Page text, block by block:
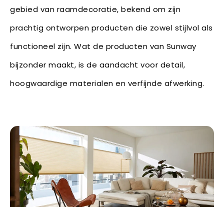
gebied van raamdecoratie, bekend om zijn
prachtig ontworpen producten die zowel stijlvol als
functioneel zijn. Wat de producten van Sunway
bijzonder maakt, is de aandacht voor detail,
hoogwaardige materialen en verfijnde afwerking.